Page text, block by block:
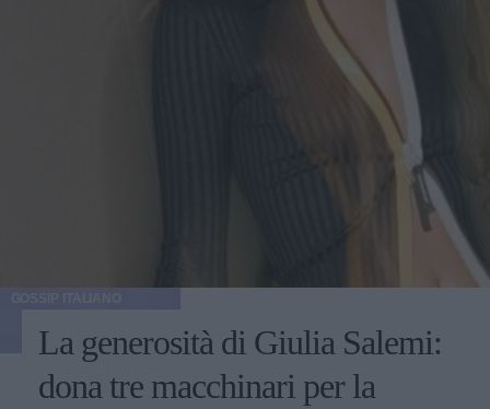
La generosità di Giulia Salemi:
dona tre macchinari per la